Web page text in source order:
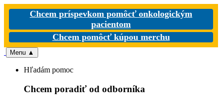
Chcem príspevkom pomôcť onkologickým
pacientom
Chcem pomôcť kúpou merchu
Menu ▲
Hľadám pomoc
Chcem poradiť od odborníka